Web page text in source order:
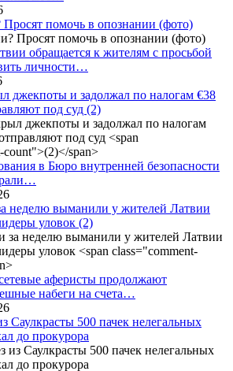
Просят помочь в опознании (фото)
обращается к жителям с просьбой
личности…
джекпоты и задолжал по налогам €38
под суд (2)
в Бюро внутренней безопасности
неделю выманили у жителей Латвии
уловок (2)
аферисты продолжают
набеги на счета…
Саулкрасты 500 пачек нелегальных
до прокурора